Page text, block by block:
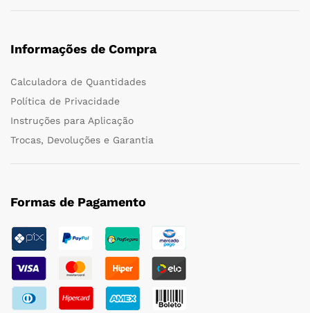
Informações de Compra
Calculadora de Quantidades
Política de Privacidade
Instruções para Aplicação
Trocas, Devoluções e Garantia
Formas de Pagamento